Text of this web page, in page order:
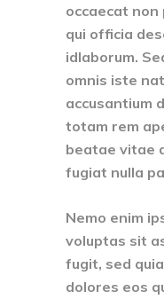
occaecat
qui officia
idlaborum.
omnis iste
accusantium
totam rem
beatae vitae
fugiat nulla
Nemo enim
voluptas sit
fugit, sed
dolores eos